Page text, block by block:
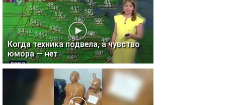
Когда техника подвела, а чувство
юмора — нет